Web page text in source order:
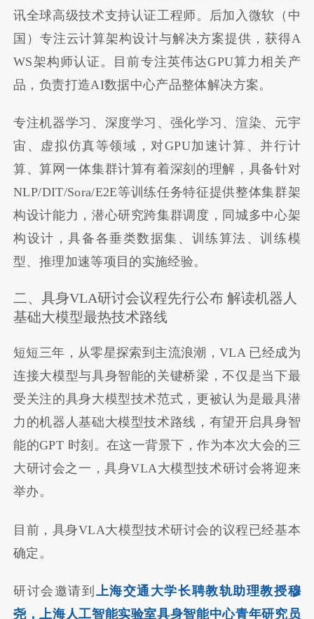
讯全球高级技术支持认证工程师。后加入微软（中
国）专注云计算架构设计与解决方案提供，获得A
WS架构师认证。目前专注英伟达GPU算力相关产
品，负责打造AI数据中心产品整体解决方案。
专注机器学习、深度学习、强化学习、渲染、元宇
宙、虚拟仿真等领域，对GPU加速计算、并行计
算、算网一体集群计算有着深刻的理解，具备针对
NLP/DIT/Sora/E2E等训练任务特征提供整体集群架
构设计能力，潜心研究跨集群调度，同城多中心架
构设计，具备各垂类数据集、训练算法、训练模
型、推理加速等项目的实施经验。
二、具身VLA研讨会议程先行公布 解读机器人
基础大模型最热技术路线
短短三年，从零星探索到主流浪潮，VLA 已经成为
连接大模型与具身智能的关键桥梁，不仅是当下最
受关注的具身大模型技术范式，更被认为是最具潜
力的机器人基础大模型技术路线，有望开启具身智
能的GPT 时刻。在这一背景下，作为本次大会的三
大研讨会之一，具身VLA大模型技术研讨会将迎来
举办。
目前，具身VLA大模型技术研讨会的议程已经基本
确定。
研讨会邀请到 上海交通大学长聘教轨助理教授穆
尧，上海人工智能实验室具身智能中心青年研究员